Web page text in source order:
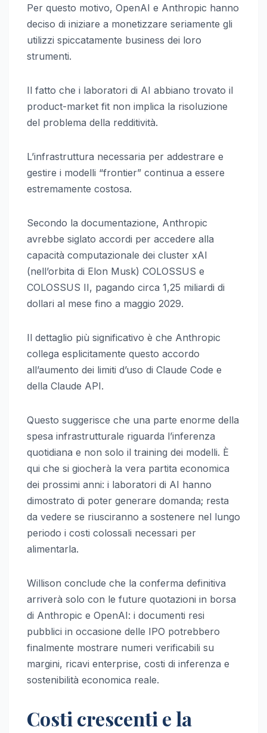
Per questo motivo, OpenAI e Anthropic hanno
deciso di iniziare a monetizzare seriamente gli
utilizzi spiccatamente business dei loro
strumenti.
Il fatto che i laboratori di AI abbiano trovato il
product-market fit non implica la risoluzione
del problema della redditività.
L’infrastruttura necessaria per addestrare e
gestire i modelli “frontier” continua a essere
estremamente costosa.
Secondo la documentazione, Anthropic
avrebbe siglato accordi per accedere alla
capacità computazionale dei cluster xAI
(nell’orbita di Elon Musk) COLOSSUS e
COLOSSUS II, pagando circa 1,25 miliardi di
dollari al mese fino a maggio 2029.
Il dettaglio più significativo è che Anthropic
collega esplicitamente questo accordo
all’aumento dei limiti d’uso di Claude Code e
della Claude API.
Questo suggerisce che una parte enorme della
spesa infrastrutturale riguarda l’inferenza
quotidiana e non solo il training dei modelli. È
qui che si giocherà la vera partita economica
dei prossimi anni: i laboratori di AI hanno
dimostrato di poter generare domanda; resta
da vedere se riusciranno a sostenere nel lungo
periodo i costi colossali necessari per
alimentarla.
Willison conclude che la conferma definitiva
arriverà solo con le future quotazioni in borsa
di Anthropic e OpenAI: i documenti resi
pubblici in occasione delle IPO potrebbero
finalmente mostrare numeri verificabili su
margini, ricavi enterprise, costi di inferenza e
sostenibilità economica reale.
Costi crescenti e la